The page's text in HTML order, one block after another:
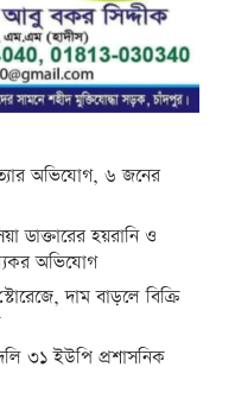
অভিযোগ, ৬ জনের
ডাক্তারের হয়রানি ও
অভিযোগ
দাম বাড়লে বিক্রি
৩১ ইউপি প্রশাসনিক